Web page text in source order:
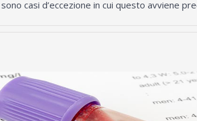
casi d’eccezione in cui questo avviene